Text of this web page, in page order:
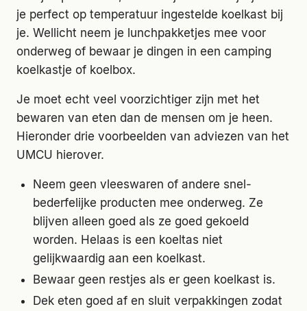
je perfect op temperatuur ingestelde koelkast bij
je. Wellicht neem je lunchpakketjes mee voor
onderweg of bewaar je dingen in een camping
koelkastje of koelbox.
Je moet echt veel voorzichtiger zijn met het
bewaren van eten dan de mensen om je heen.
Hieronder drie voorbeelden van adviezen van het
UMCU hierover.
Neem geen vleeswaren of andere snel-
bederfelijke producten mee onderweg. Ze
blijven alleen goed als ze goed gekoeld
worden. Helaas is een koeltas niet
gelijkwaardig aan een koelkast.
Bewaar geen restjes als er geen koelkast is.
Dek eten goed af en sluit verpakkingen zodat